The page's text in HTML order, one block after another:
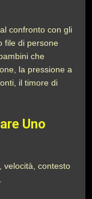
confronto con gli
file di persone
che
la pressione a
il timore di
Uno
velocità, contesto